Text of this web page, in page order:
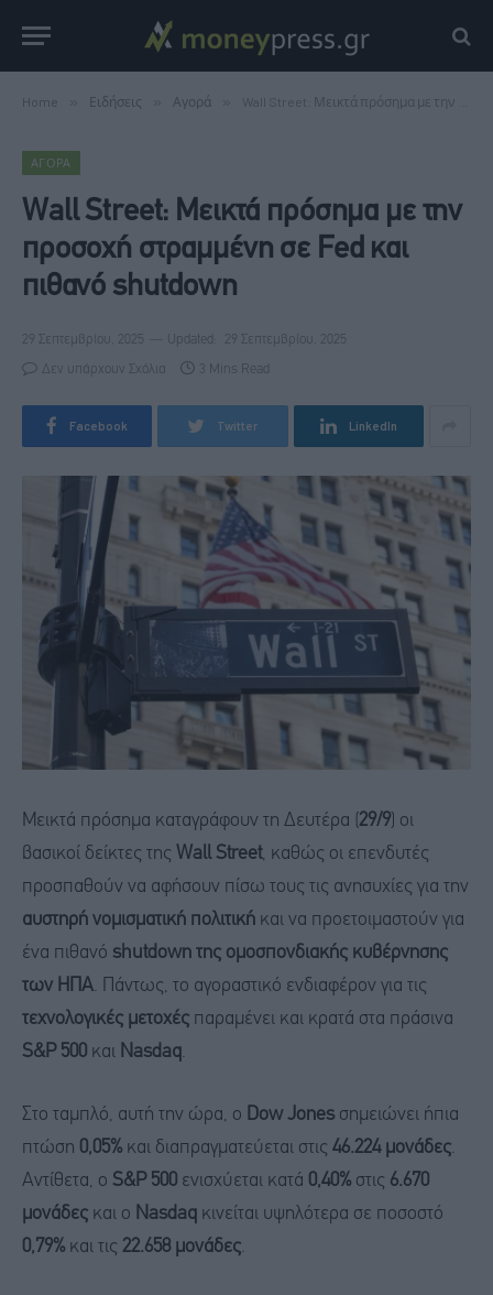
Home Ειδήσεις Αγορά Wall Street: Μεικτά πρόσημα με την προσοχή στραμμένη σε Fed και πιθανό shutdown
ΑΓΟΡΆ
Wall Street: Μεικτά πρόσημα με την
προσοχή στραμμένη σε Fed και
πιθανό shutdown
29 Σεπτεμβρίου, 2025 Updated: 29 Σεπτεμβρίου, 2025
Δεν υπάρχουν Σχόλια 3 Mins Read
Facebook Twitter LinkedIn
Μεικτά πρόσημα καταγράφουν τη Δευτέρα ( 29/9 ) οι
βασικοί δείκτες της Wall Street, καθώς οι επενδυτές
προσπαθούν να αφήσουν πίσω τους τις ανησυχίες για την
αυστηρή νομισματική πολιτική και να προετοιμαστούν για
ένα πιθανό shutdown της ομοσπονδιακής κυβέρνησης
των ΗΠΑ. Πάντως, το αγοραστικό ενδιαφέρον για τις
τεχνολογικές μετοχές παραμένει και κρατά στα πράσινα
S&P 500 και Nasdaq.
Στο ταμπλό, αυτή την ώρα, ο Dow Jones σημειώνει ήπια
πτώση 0,05% και διαπραγματεύεται στις 46.224 μονάδες.
Αντίθετα, ο S&P 500 ενισχύεται κατά 0,40% στις 6.670
μονάδες και ο Nasdaq κινείται υψηλότερα σε ποσοστό
0,79% και τις 22.658 μονάδες.